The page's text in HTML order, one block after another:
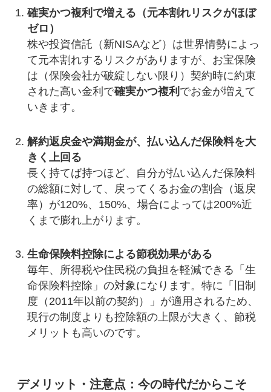
確実かつ複利で増える（元本割れリスクがほぼ
ゼロ）
株や投資信託（新NISAなど）は世界情勢によっ
て元本割れするリスクがありますが、お宝保険
は（保険会社が破綻しない限り）契約時に約束
された高い金利で確実かつ複利 でお金が増えて
いきます。
解約返戻金や満期金が、払い込んだ保険料を大
きく上回る
長く持てば持つほど、自分が払い込んだ保険料
の総額に対して、戻ってくるお金の割合（返戻
率）が120%、150%、場合によっては200%近
くまで膨れ上がります。
生命保険料控除による節税効果がある
毎年、所得税や住民税の負担を軽減できる「生
命保険料控除」の対象になります。特に「旧制
度（2011年以前の契約）」が適用されるため、
現行の制度よりも控除額の上限が大きく、節税
メリットも高いのです。
デメリット・注意点：今の時代だからこそ